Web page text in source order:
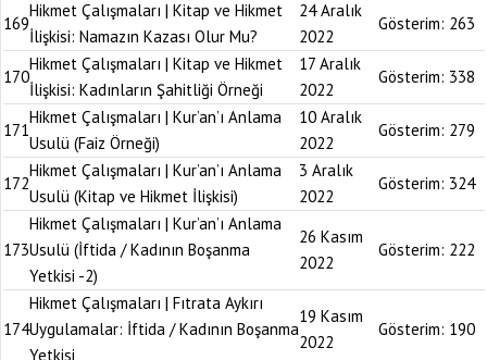
169
Hikmet Çalışmaları | Kitap ve Hikmet
İlişkisi: Namazın Kazası Olur Mu?
24 Aralık
2022
Gösterim: 263
170
Hikmet Çalışmaları | Kitap ve Hikmet
İlişkisi: Kadınların Şahitliği Örneği
17 Aralık
2022
Gösterim: 338
171
Hikmet Çalışmaları | Kur’an’ı Anlama
Usulü (Faiz Örneği)
10 Aralık
2022
Gösterim: 279
172
Hikmet Çalışmaları | Kur’an’ı Anlama
Usulü (Kitap ve Hikmet İlişkisi)
3 Aralık
2022
Gösterim: 324
173
Hikmet Çalışmaları | Kur’an’ı Anlama
Usulü (İftida / Kadının Boşanma
Yetkisi -2)
26 Kasım
2022
Gösterim: 222
174
Hikmet Çalışmaları | Fıtrata Aykırı
Uygulamalar: İftida / Kadının Boşanma
Yetkisi
19 Kasım
2022
Gösterim: 190